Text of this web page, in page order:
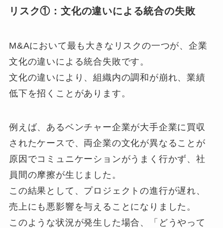
リスク①：文化の違いによる統合の失敗
M&Aにおいて最も大きなリスクの一つが、企業
文化の違いによる統合失敗です。
文化の違いにより、組織内の調和が崩れ、業績
低下を招くことがあります。
例えば、あるベンチャー企業が大手企業に買収
されたケースで、両企業の文化が異なることが
原因でコミュニケーションがうまく行かず、社
員間の摩擦が生じました。
この結果として、プロジェクトの進行が遅れ、
売上にも悪影響を与えることになりました。
このような状況が発生した場合、「どうやって